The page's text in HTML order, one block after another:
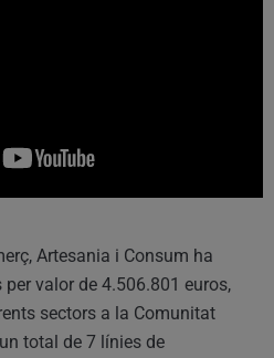
Artesania i Consum ha
valor de 4.506.801 euros,
sectors a la Comunitat
total de 7 línies de